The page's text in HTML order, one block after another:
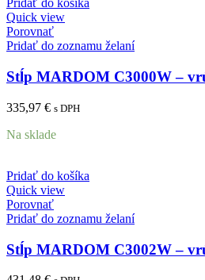
Pridať do košíka
Quick view
Porovnať
Pridať do zoznamu želaní
Stĺp MARDOM C3000W –
335,97 € s DPH
Na sklade
Pridať do košíka
Quick view
Porovnať
Pridať do zoznamu želaní
Stĺp MARDOM C3002W –